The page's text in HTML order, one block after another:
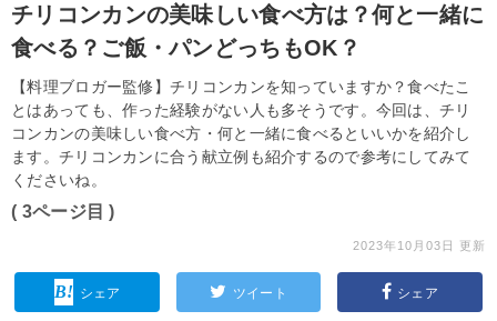
チリコンカンの美味しい食べ方は？何と一緒に
食べる？ご飯・パンどっちもOK？
【料理ブロガー監修】チリコンカンを知っていますか？食べたこ
とはあっても、作った経験がない人も多そうです。今回は、チリ
コンカンの美味しい食べ方・何と一緒に食べるといいかを紹介し
ます。チリコンカンに合う献立例も紹介するので参考にしてみて
くださいね。
( 3ページ目 )
2023年10月03日 更新
シェア ツイート シェア